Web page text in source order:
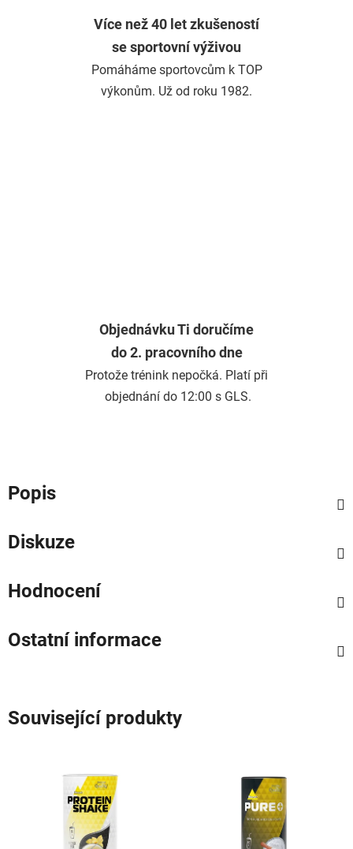
Více než 40 let zkušeností
se sportovní výživou
Pomáháme sportovcům k TOP
výkonům. Už od roku 1982.
Objednávku Ti doručíme
do 2. pracovního dne
Protože trénink nepočká. Platí při
objednání do 12:00 s GLS.
Popis
Diskuze
Hodnocení
Ostatní informace
Související produkty